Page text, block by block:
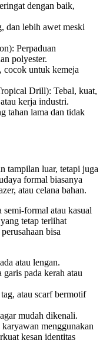
dengan baik,
dan lebih awet meski
Perpaduan
polyester.
cocok untuk kemeja
Drill): Tebal, kuat,
kerja industri.
tahan lama dan tidak
tampilan luar, tetapi juga
formal biasanya
atau celana bahan.
semi-formal atau kasual
tetap terlihat
bisa
atau lengan.
pada kerah atau
atau scarf bermotif
mudah dikenali.
menggunakan
kesan identitas